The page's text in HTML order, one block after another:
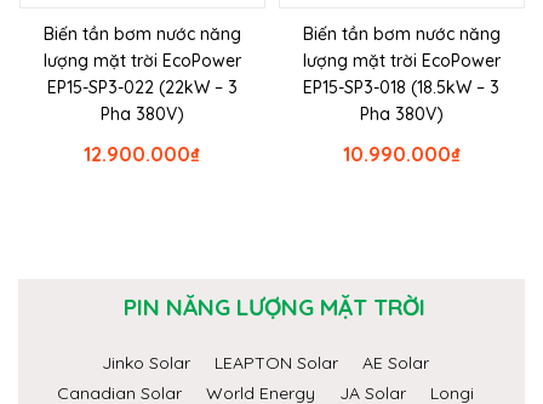
Biến tần bơm nước năng
lượng mặt trời EcoPower
EP15-SP3-022 (22kW – 3
Pha 380V)
₫
12.900.000
Biến tần bơm nước năng
lượng mặt trời EcoPower
EP15-SP3-018 (18.5kW – 3
Pha 380V)
₫
10.990.000
PIN NĂNG LƯỢNG MẶT TRỜI
Jinko Solar LEAPTON Solar
AE Solar
Canadian Solar
World Energy JA Solar
Longi